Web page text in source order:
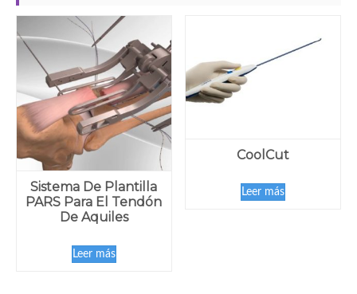
Sistema De Plantilla
PARS Para El Tendón
De Aquiles
Leer más
CoolCut
Leer más